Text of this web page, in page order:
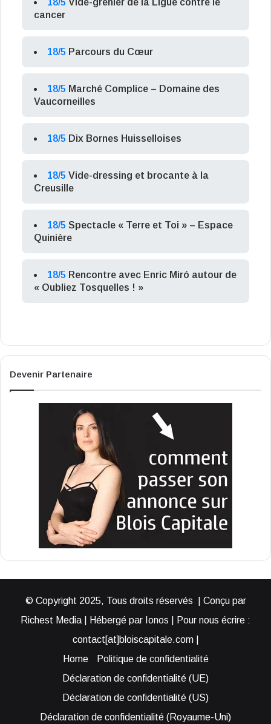
18/5 Vide-grenier de la Ligue contre le
cancer
18/5 Parcours du Cœur
18/5 Marché Complice – Domaine des
Vaucorneilles
18/5 Dix Bornes Huisselloises
18/5 Vide-dressing et brocante à la
Creusille
18/5 Spectacle « Terre et Toi » – Espace
Quinière
18/5 Rencontre avec Enric Miró autour de
« Oubliez Tosquelles ! »
Devenir Partenaire
© Copyright 2025, Tous droits réservés | Conçu par
Richest Media | Hébergé par Ionos | Pour nous écrire :
contact[at]bloiscapitale.com |
Home
Politique de confidentialité
Déclaration de confidentialité (UE)
Déclaration de confidentialité (US)
Déclaration de confidentialité (Royaume-Uni)